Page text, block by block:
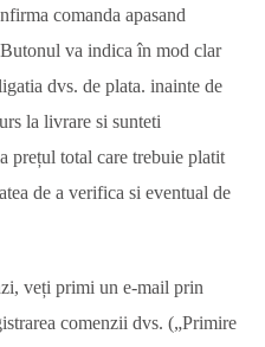
comanda apasand
va indica în mod clar
dvs. de plata. inainte de
la livrare si sunteti
prețul total care trebuie platit
de a verifica si eventual de
veți primi un e-mail prin
comenzii dvs. („Primire